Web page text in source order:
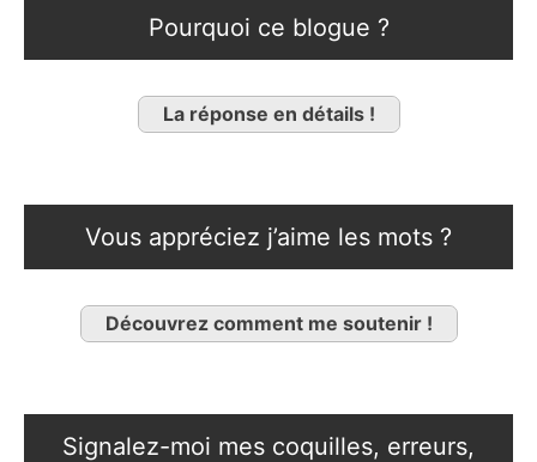
Pourquoi ce blogue ?
La réponse en détails !
Vous appréciez j’aime les mots ?
Découvrez comment me soutenir !
Signalez-moi mes coquilles, erreurs,